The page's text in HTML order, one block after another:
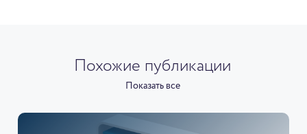
Похожие публикации
Показать все